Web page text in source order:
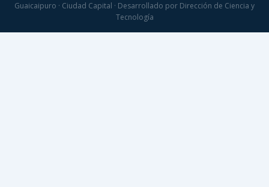
Guaicaipuro · Ciudad Capital · Desarrollado por Dirección de Ciencia y
Tecnología